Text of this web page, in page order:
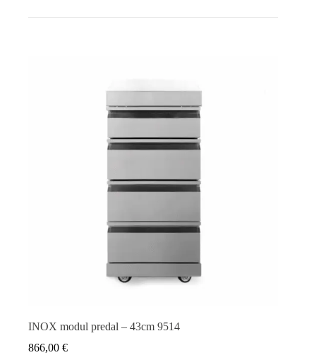
INOX modul predal – 43cm 9514
866,00 €